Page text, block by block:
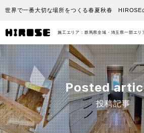
世界で一番大切な場所をつくる春夏秋春 HIROSE
施工エリア：群馬県全域・埼玉県一部エリ
Posted
投稿記事